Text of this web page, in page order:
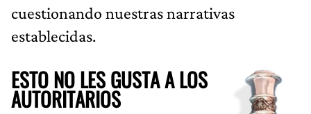
cuestionando nuestras narrativas
establecidas.
ESTO NO LES GUSTA A LOS
AUTORITARIOS